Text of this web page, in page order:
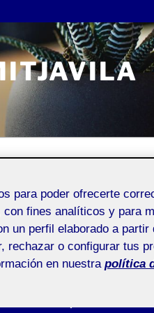
GRÁFICA (30%)
para poder ofrecerte
fines analíticos y para
un perfil elaborado a partir
rechazar o configurar tus
en nuestra política